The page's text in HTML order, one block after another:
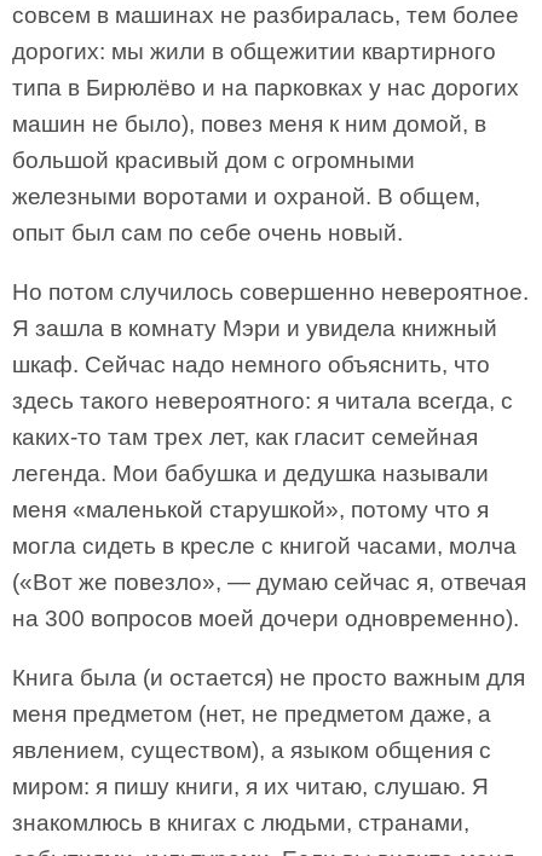
совсем в машинах не разбиралась, тем более
дорогих: мы жили в общежитии квартирного
типа в Бирюлёво и на парковках у нас дорогих
машин не было), повез меня к ним домой, в
большой красивый дом с огромными
железными воротами и охраной. В общем,
опыт был сам по себе очень новый.
Но потом случилось совершенно невероятное.
Я зашла в комнату Мэри и увидела книжный
шкаф. Сейчас надо немного объяснить, что
здесь такого невероятного: я читала всегда, с
каких-то там трех лет, как гласит семейная
легенда. Мои бабушка и дедушка называли
меня «маленькой старушкой», потому что я
могла сидеть в кресле с книгой часами, молча
(«Вот же повезло», — думаю сейчас я, отвечая
на 300 вопросов моей дочери одновременно).
Книга была (и остается) не просто важным для
меня предметом (нет, не предметом даже, а
явлением, существом), а языком общения с
миром: я пишу книги, я их читаю, слушаю. Я
знакомлюсь в книгах с людьми, странами,